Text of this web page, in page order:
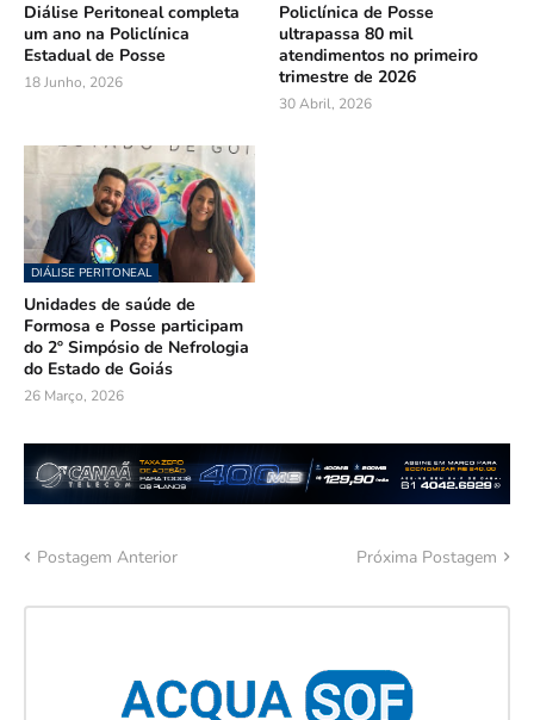
Diálise Peritoneal completa
um ano na Policlínica
Estadual de Posse
18 Junho, 2026
Policlínica de Posse
ultrapassa 80 mil
atendimentos no primeiro
trimestre de 2026
30 Abril, 2026
DIÁLISE PERITONEAL
Unidades de saúde de
Formosa e Posse participam
do 2º Simpósio de Nefrologia
do Estado de Goiás
26 Março, 2026
Postagem Anterior Próxima Postagem